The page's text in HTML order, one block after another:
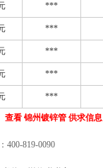
***
***
***
***
***
看 锦州镀锌管 供求信息
400-819-0090